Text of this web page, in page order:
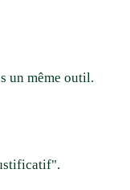
un même outil.